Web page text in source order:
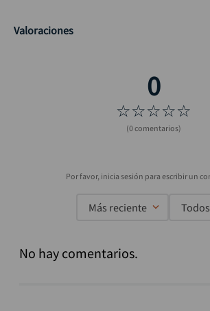
Valoraciones
☆☆☆☆☆
(0 comentarios)
Más reciente Todos
No hay comentarios.